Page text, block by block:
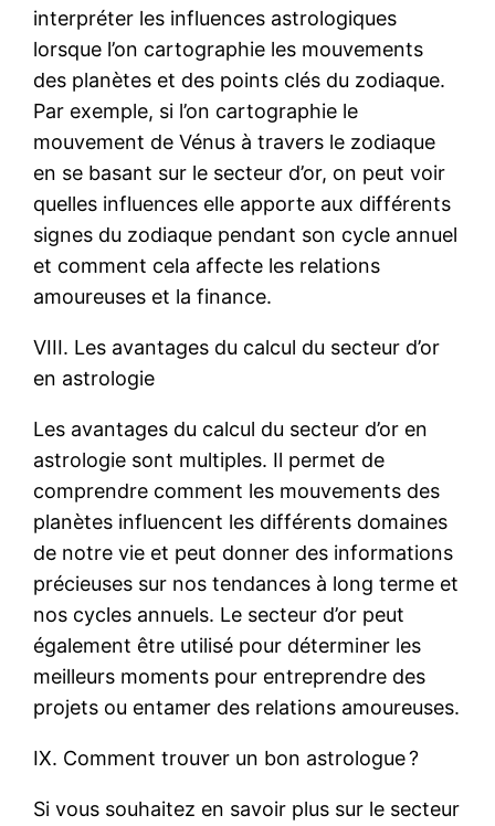
interpréter les influences astrologiques
lorsque l’on cartographie les mouvements
des planètes et des points clés du zodiaque.
Par exemple, si l’on cartographie le
mouvement de Vénus à travers le zodiaque
en se basant sur le secteur d’or, on peut voir
quelles influences elle apporte aux différents
signes du zodiaque pendant son cycle annuel
et comment cela affecte les relations
amoureuses et la finance.
VIII. Les avantages du calcul du secteur d’or
en astrologie
Les avantages du calcul du secteur d’or en
astrologie sont multiples. Il permet de
comprendre comment les mouvements des
planètes influencent les différents domaines
de notre vie et peut donner des informations
précieuses sur nos tendances à long terme et
nos cycles annuels. Le secteur d’or peut
également être utilisé pour déterminer les
meilleurs moments pour entreprendre des
projets ou entamer des relations amoureuses.
IX. Comment trouver un bon astrologue ?
Si vous souhaitez en savoir plus sur le secteur